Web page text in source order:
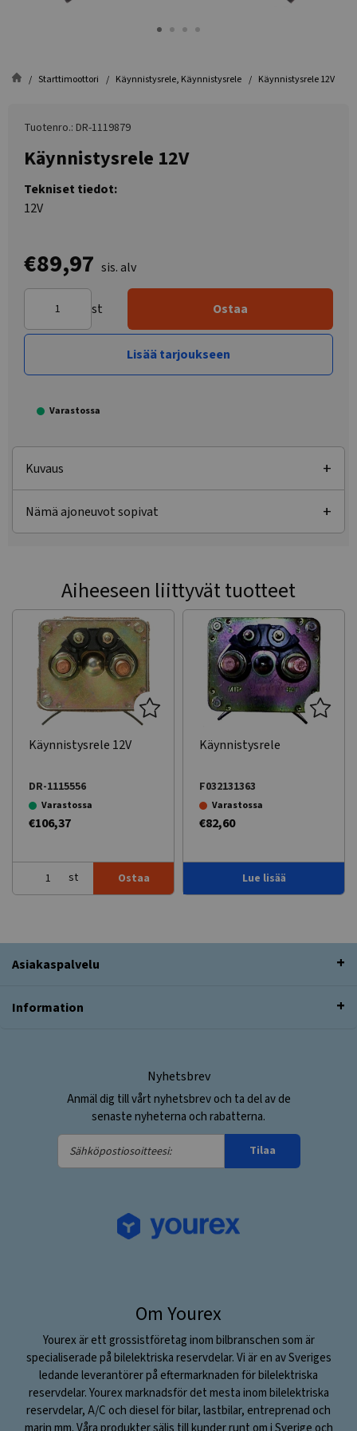
Starttimoottori Käynnistysrele, Käynnistysrele Käynnistysrele 12V
Tuotenro.: DR-1119879
Käynnistysrele 12V
Tekniset tiedot:
12V
€89,97 sis. alv
st Ostaa
Lisää tarjoukseen
Varastossa
Kuvaus
Nämä ajoneuvot sopivat
Aiheeseen liittyvät tuotteet
Käynnistysrele 12V
DR-1115556
Varastossa
€106,37
st Ostaa
Käynnistysrele
F032131363
Varastossa
€82,60
Lue lisää
Asiakaspalvelu
Information
Nyhetsbrev
Anmäl dig till vårt nyhetsbrev och ta del av de
senaste nyheterna och rabatterna.
Sähköpostiosoitteesi:
Tilaa
Om Yourex
Yourex är ett grossistföretag inom bilbranschen som är
specialiserade på bilelektriska reservdelar. Vi är en av Sveriges
ledande leverantörer på eftermarknaden för bilelektriska
reservdelar. Yourex marknadsför det mesta inom bilelektriska
reservdelar, A/C och diesel för bilar, lastbilar, entreprenad och